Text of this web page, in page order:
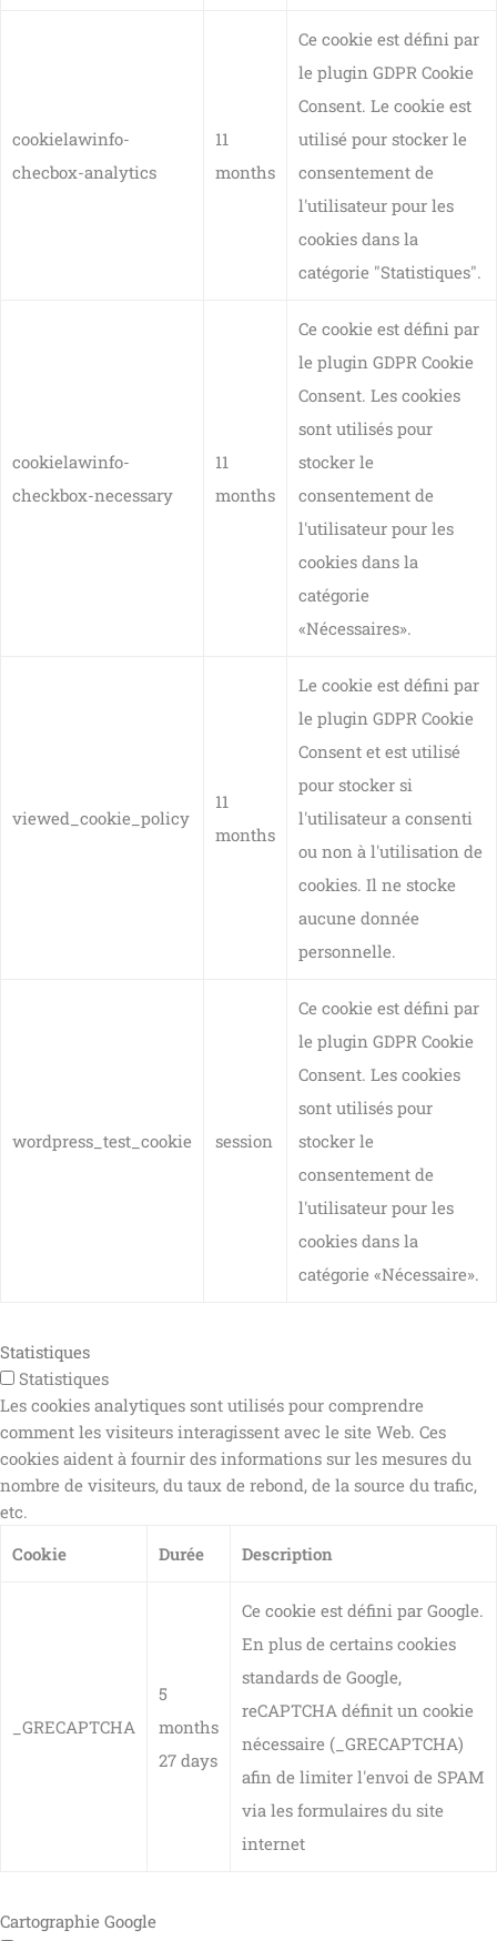
cookielawinfo-
checbox-analytics
11
months
Ce cookie est défini par
le plugin GDPR Cookie
Consent. Le cookie est
utilisé pour stocker le
consentement de
l'utilisateur pour les
cookies dans la
catégorie "Statistiques".
cookielawinfo-
checkbox-necessary
11
months
Ce cookie est défini par
le plugin GDPR Cookie
Consent. Les cookies
sont utilisés pour
stocker le
consentement de
l'utilisateur pour les
cookies dans la
catégorie
«Nécessaires».
viewed_cookie_policy
11
months
Le cookie est défini par
le plugin GDPR Cookie
Consent et est utilisé
pour stocker si
l'utilisateur a consenti
ou non à l'utilisation de
cookies. Il ne stocke
aucune donnée
personnelle.
wordpress_test_cookie session
Ce cookie est défini par
le plugin GDPR Cookie
Consent. Les cookies
sont utilisés pour
stocker le
consentement de
l'utilisateur pour les
cookies dans la
catégorie «Nécessaire».
Statistiques
Statistiques
Les cookies analytiques sont utilisés pour comprendre
comment les visiteurs interagissent avec le site Web. Ces
cookies aident à fournir des informations sur les mesures du
nombre de visiteurs, du taux de rebond, de la source du trafic,
etc.
Cookie
Durée Description
_GRECAPTCHA
5
months
27 days
Ce cookie est défini par Google.
En plus de certains cookies
standards de Google,
reCAPTCHA définit un cookie
nécessaire (_GRECAPTCHA)
afin de limiter l'envoi de SPAM
via les formulaires du site
internet
Cartographie Google